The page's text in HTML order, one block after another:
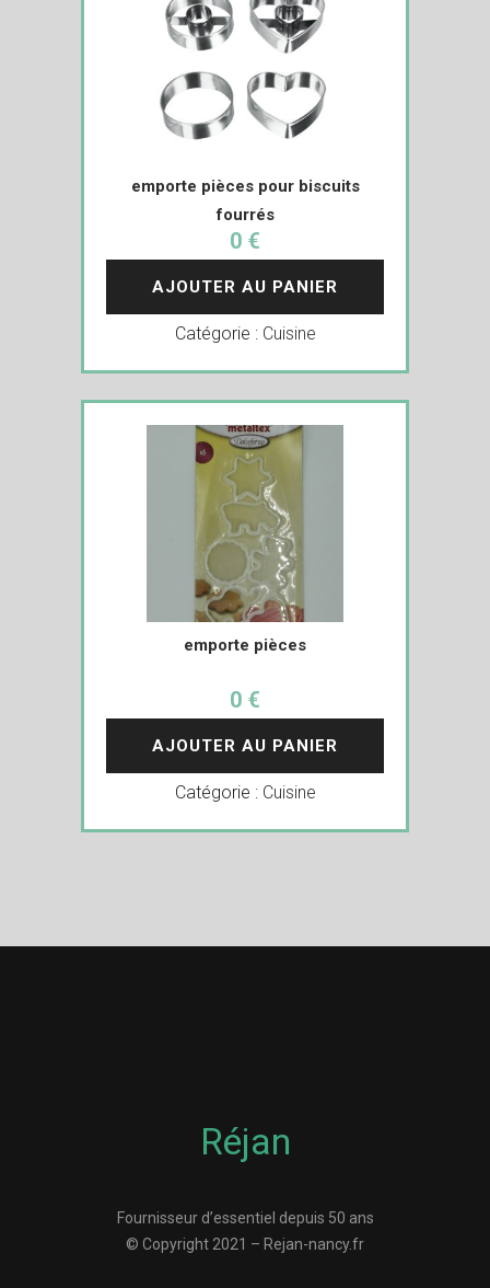
emporte pièces pour biscuits
fourrés
0 €
AJOUTER AU PANIER
Catégorie : Cuisine
emporte pièces
0 €
AJOUTER AU PANIER
Catégorie : Cuisine
Réjan
Fournisseur d’essentiel depuis 50 ans
© Copyright 2021 – Rejan-nancy.fr